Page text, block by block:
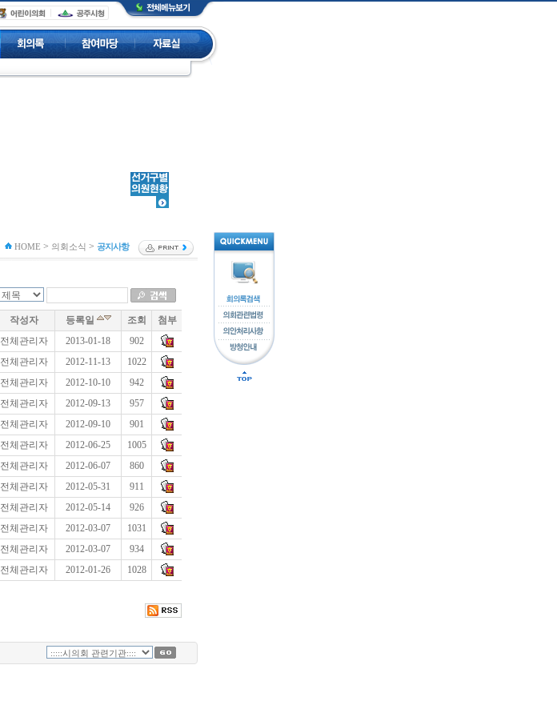
HOME > 의회소식 > 공지사항
작성자 등록일 조회
첨부
전체관리자 2013-01-18
902
전체관리자 2012-11-13
1022
전체관리자 2012-10-10
942
전체관리자 2012-09-13
957
전체관리자 2012-09-10
901
전체관리자 2012-06-25
1005
전체관리자 2012-06-07
860
전체관리자 2012-05-31
911
전체관리자 2012-05-14
926
전체관리자 2012-03-07
1031
전체관리자 2012-03-07
934
전체관리자 2012-01-26 1028